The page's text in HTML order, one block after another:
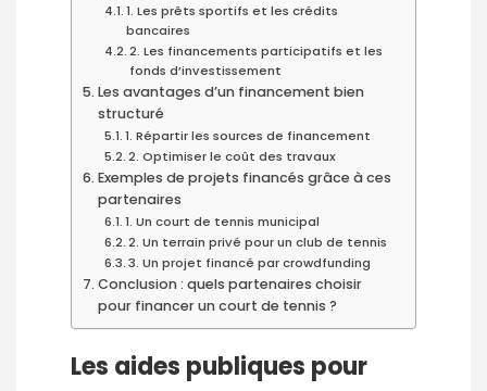
1. Les prêts sportifs et les crédits
bancaires
2. Les financements participatifs et les
fonds d’investissement
Les avantages d’un financement bien
structuré
1. Répartir les sources de financement
2. Optimiser le coût des travaux
Exemples de projets financés grâce à ces
partenaires
1. Un court de tennis municipal
2. Un terrain privé pour un club de tennis
3. Un projet financé par crowdfunding
Conclusion : quels partenaires choisir
pour financer un court de tennis ?
Les aides publiques pour